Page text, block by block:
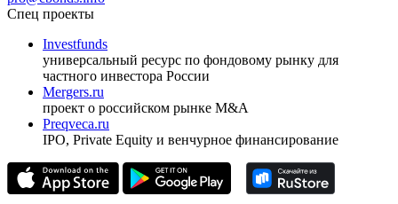
оформить подписку
pro@cbonds.info
Спец проекты
Investfunds
универсальный ресурс по фондовому рынку для
частного инвестора России
проект о российском рынке M&A
Preqveca.ru